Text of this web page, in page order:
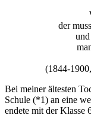
der
(1844-
Bei meiner ältesten
Schule (*1) an eine
endete mit der Klasse